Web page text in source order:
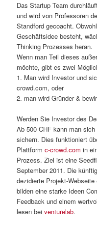
Das Startup Team
und wird von Professoren
Standford gecoacht.
Geschäftsidee besteht,
Thinking Prozesses heran.
Wenn man Teil dieses
möchte, gibt es zwei
1. Man wird Investor und
crowd.com, oder
2. man wird Gründer &
Werden Sie Investor des
Ab 500 CHF kann man
sichern. Dies funktioniert
Plattformc-crowd.com in
Prozess. Ziel ist eine
September 2011. Die
dezidierte Projekt-
bilden eine starke Ideen
Feedback und einem
lesen beiventurelab.